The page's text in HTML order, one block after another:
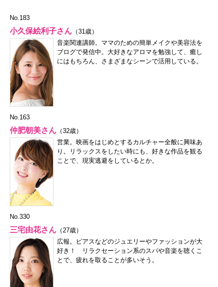
No.183
小久保絵利子さん （31歳）
音楽関連講師。ママのための簡単メイクや美容法を
ブログで発信中。大好きなアロマを勉強して、癒し
にはもちろん、さまざまなシーンで活用している。
No.163
仲肥朝美さん （32歳）
営業。映画をはじめとするカルチャー全般に興味あ
り。リラックスをしたい時にも、好きな作品を観る
ことで、現実逃避をしているとか。
No.330
三宅由花さん （27歳）
広報。ピアスなどのジュエリーやファッションが大
好き！ リラクセーション系のスパや音楽を聴くこ
とで、疲れを取ることが多いそう。